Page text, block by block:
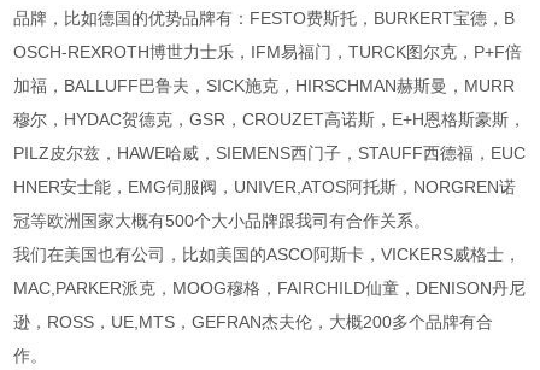
品牌，比如德国的优势品牌有：FESTO费斯托，BURKERT宝德，B
OSCH-REXROTH博世力士乐，IFM易福门，TURCK图尔克，P+F倍
加福，BALLUFF巴鲁夫，SICK施克，HIRSCHMAN赫斯曼，MURR
穆尔，HYDAC贺德克，GSR，CROUZET高诺斯，E+H恩格斯豪斯，
PILZ皮尔兹，HAWE哈威，SIEMENS西门子，STAUFF西德福，EUC
HNER安士能，EMG伺服阀，UNIVER,ATOS阿托斯，NORGREN诺
冠等欧洲国家大概有500个大小品牌跟我司有合作关系。
我们在美国也有公司，比如美国的ASCO阿斯卡，VICKERS威格士，
MAC,PARKER派克，MOOG穆格，FAIRCHILD仙童，DENISON丹尼
逊，ROSS，UE,MTS，GEFRAN杰夫伦，大概200多个品牌有合
作。